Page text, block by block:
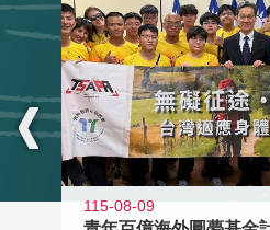
115-08-09